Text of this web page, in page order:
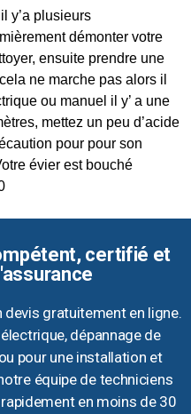
y’a plusieurs
démonter votre
ensuite prendre une
ne marche pas alors il
ou manuel il y’ a une
mettez un peu d’acide
pour pour son
évier est bouché
certifié et
gratuitement en ligne.
dépannage de
pour une installation et
équipe de techniciens
en moins de 30